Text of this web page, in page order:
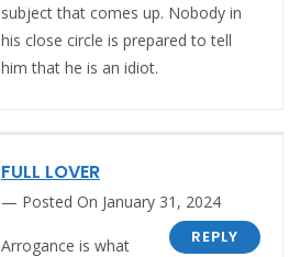
subject that comes up. Nobody in
his close circle is prepared to tell
him that he is an idiot.
FULL LOVER
Posted On January 31, 2024
REPLY
Arrogance is what